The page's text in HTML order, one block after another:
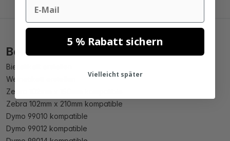
Beliebte Produkte
Bieretikett erstellen
Weinetikett erstellen
Zebra 102mm x 150mm kompatible
Zebra 102mm x 210mm kompatible
Dymo 99010 kompatible
Dymo 99012 kompatible
5 % Rabatt sichern
Vielleicht später